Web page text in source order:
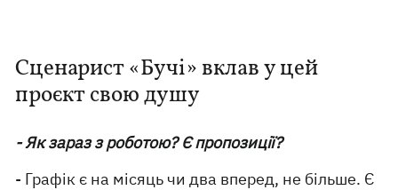
Сценарист «Бучі» вклав у цей
проєкт свою душу
- Як зараз з роботою? Є пропозиції?
- Графік є на місяць чи два вперед, не більше. Є